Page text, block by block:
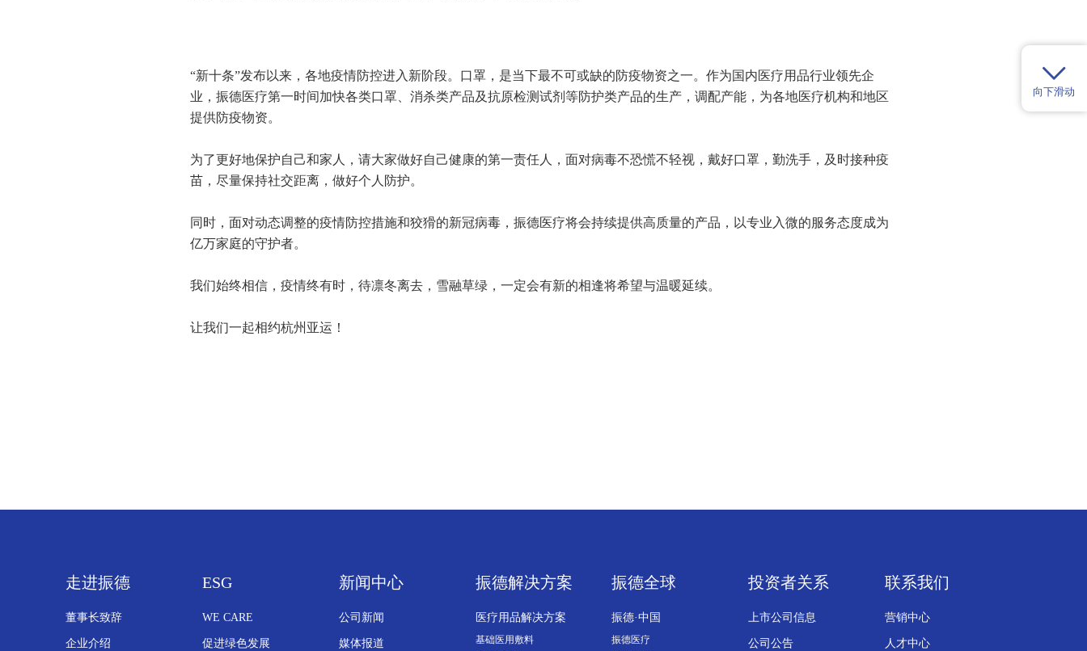
“新十条”发布以来，各地疫情防控进入新阶段。口罩，是当下最不可或缺的防疫物资之一。作为国内医疗用品行业领先企
业，振德医疗第一时间加快各类口罩、消杀类产品及抗原检测试剂等防护类产品的生产，调配产能，为各地医疗机构和地区
提供防疫物资。
为了更好地保护自己和家人，请大家做好自己健康的第一责任人，面对病毒不恐慌不轻视，戴好口罩，勤洗手，及时接种疫
苗，尽量保持社交距离，做好个人防护。
同时，面对动态调整的疫情防控措施和狡猾的新冠病毒，振德医疗将会持续提供高质量的产品，以专业入微的服务态度成为
亿万家庭的守护者。
我们始终相信，疫情终有时，待凛冬离去，雪融草绿，一定会有新的相逢将希望与温暖延续。
让我们一起相约杭州亚运！
走进振德
董事长致辞
企业介绍
ESG
WE CARE
促进绿色发展
新闻中心
公司新闻
媒体报道
振德解决方案
医疗用品解决方案
基础医用敷料
振德全球
振德·中国
振德医疗
投资者关系
上市公司信息
公司公告
联系我们
营销中心
人才中心
向下滑动